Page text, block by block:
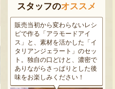
スタッフのオススメ
この道50年の大ベテラン農家
が育てた美味しい新潟枝豆・
茶豆！手塩にかけて育てた枝
豆の甘味と深い香り、コクの
ある旨味を是非一度お試し下
さい。お中元にもオススメ！